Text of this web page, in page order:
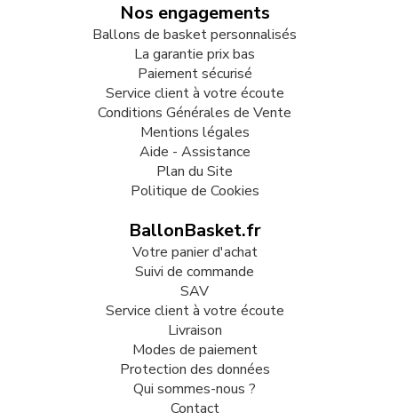
Nos engagements
Ballons de basket personnalisés
La garantie prix bas
Paiement sécurisé
Service client à votre écoute
Conditions Générales de Vente
Mentions légales
Aide - Assistance
Plan du Site
Politique de Cookies
BallonBasket.fr
Votre panier d'achat
Suivi de commande
SAV
Service client à votre écoute
Livraison
Modes de paiement
Protection des données
Qui sommes-nous ?
Contact